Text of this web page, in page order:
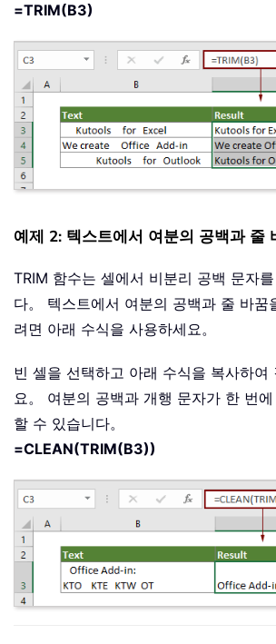
=TRIM(B3)
예제 2: 텍스트에서 여분의 공백과 줄
TRIM 함수는 셀에서 비분리 공백 문자
다。 텍스트에서 여분의 공백과 줄 바꿈
려면 아래 수식을 사용하세요。
빈 셀을 선택하고 아래 수식을 복사하여
요。 여분의 공백과 개행 문자가 한 번
할 수 있습니다。
=CLEAN(TRIM(B3))